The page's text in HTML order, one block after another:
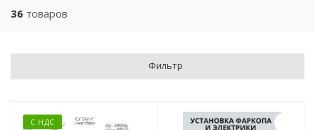
36 товаров
Фильтр
С НДС